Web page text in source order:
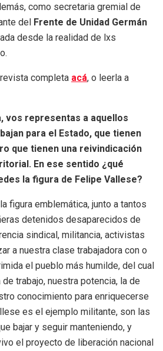
como secretaria gremial de
del Frente de Unidad Germán
desde la realidad de lxs
completa acá, o leerla a
vos representas a aquellos
para el Estado, que tienen
que tienen una reivindicación
En ese sentido ¿qué
la figura de Felipe Vallese?
figura emblemática, junto a tantos
detenidos desaparecidos de
sindical, militancia, activistas
a nuestra clase trabajadora con o
el pueblo más humilde, del cual
trabajo, nuestra potencia, la de
conocimiento para enriquecerse
es el ejemplo militante, son las
bajar y seguir manteniendo, y
el proyecto de liberación nacional